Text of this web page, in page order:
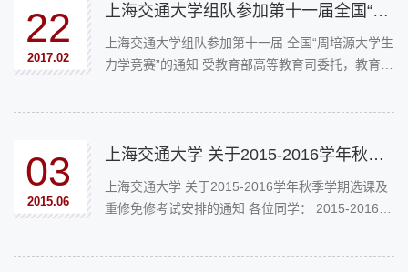
22
2017.02
上海交通大学组队参加第十一届全国“周培源大学生力学竞赛”的通知
上海交通大学组队参加第十一届 全国“周培源大学生
力学竞赛”的通知 受教育部高等教育司委托，教育部
03
2015.06
上海交通大学 关于2015-2016学年秋季学期选课及重修免修考试安排的通知
上海交通大学 关于2015-2016学年秋季学期选课及
重修免修考试安排的通知 各位同学： 2015-2016学